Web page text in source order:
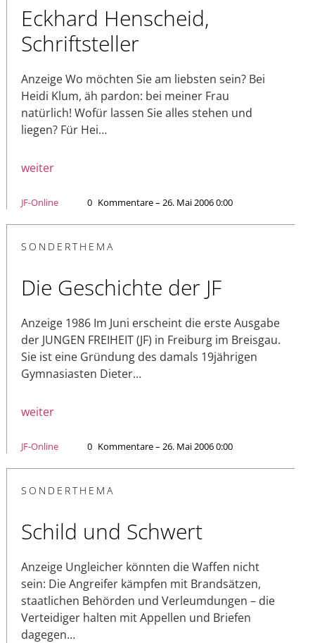
Eckhard Henscheid,
Schriftsteller
Anzeige Wo möchten Sie am liebsten sein? Bei
Heidi Klum, äh pardon: bei meiner Frau
natürlich! Wofür lassen Sie alles stehen und
liegen? Für Hei…
weiter
JF-Online 0 Kommentare – 26. Mai 2006 0:00
SONDERTHEMA
Die Geschichte der JF
Anzeige 1986 Im Juni erscheint die erste Ausgabe
der JUNGEN FREIHEIT (JF) in Freiburg im Breisgau.
Sie ist eine Gründung des damals 19jährigen
Gymnasiasten Dieter…
weiter
JF-Online 0 Kommentare – 26. Mai 2006 0:00
SONDERTHEMA
Schild und Schwert
Anzeige Ungleicher könnten die Waffen nicht
sein: Die Angreifer kämpfen mit Brandsätzen,
staatlichen Behörden und Verleumdungen – die
Verteidiger halten mit Appellen und Briefen
dagegen…